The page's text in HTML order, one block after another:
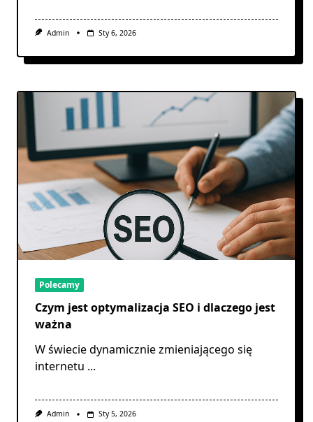
Admin Sty 6, 2026
Polecamy
Czym jest optymalizacja SEO i dlaczego jest
ważna
W świecie dynamicznie zmieniającego się
internetu ...
Admin Sty 5, 2026